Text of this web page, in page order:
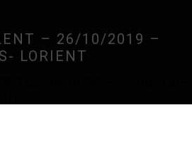
– 26/10/2019 –
LORIENT